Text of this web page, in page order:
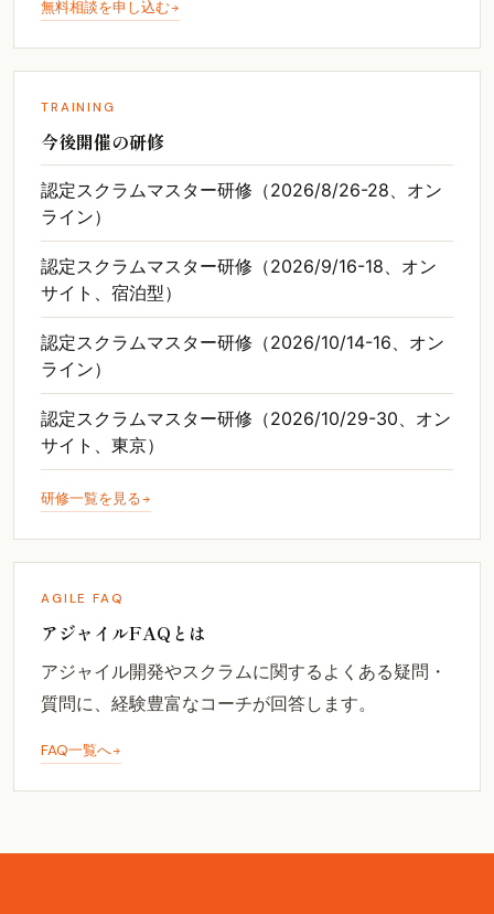
無料相談を申し込む
TRAINING
今後開催の研修
認定スクラムマスター研修（2026/8/26-28、オン
ライン）
認定スクラムマスター研修（2026/9/16-18、オン
サイト、宿泊型）
認定スクラムマスター研修（2026/10/14-16、オン
ライン）
認定スクラムマスター研修（2026/10/29-30、オン
サイト、東京）
研修一覧を見る
AGILE FAQ
アジャイルFAQとは
アジャイル開発やスクラムに関するよくある疑問・
質問に、経験豊富なコーチが回答します。
FAQ一覧へ